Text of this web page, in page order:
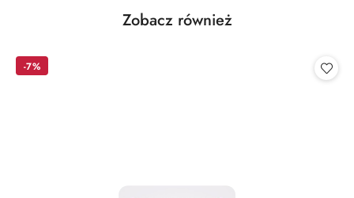
Pomiń karuzelę produktów
Produkty
Zobacz również
-7%